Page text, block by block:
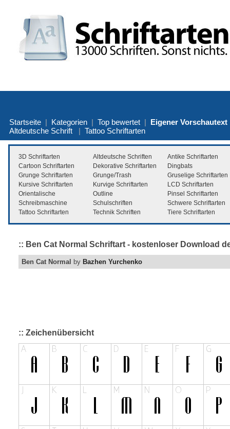
Startseite | Kategorien | Top bewertet | Eigener Vorschautext
Altdeutsche Schrift | Tattoo Schriftarten
3D Schriftarten Altdeutsche Schriften
Antike Schriftarten
Cartoon Schriftarten
Dekorative Schriftarten
Dingbats
Grunge Schriftarten
Grunge/Trash
Gruselige Schriftarten
Kursive Schriftarten
Kurvige Schriftarten
LCD Schriftarten
Orientalische
Outline
Pinsel Schriftarten
Schreibmaschine
Schulschriften
Schwere Schriftarten
Tattoo Schriftarten
Technik Schriften Tiere Schriftarten
:: Ben Cat Normal Schriftart - kostenloser Download
Ben Cat Normal by Bazhen Yurchenko
:: Zeichenübersicht